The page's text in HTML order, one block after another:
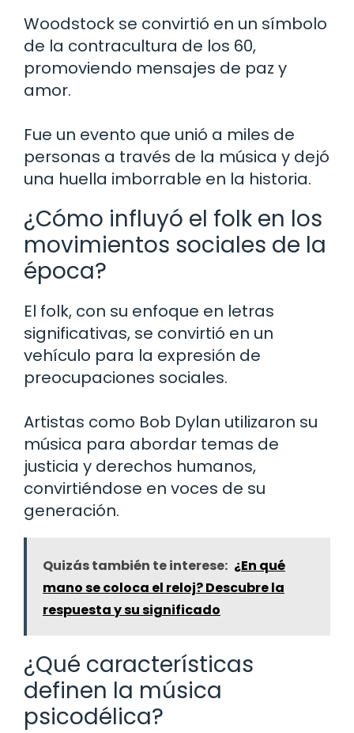
Woodstock se convirtió en un símbolo
de la contracultura de los 60,
promoviendo mensajes de paz y
amor.
Fue un evento que unió a miles de
personas a través de la música y dejó
una huella imborrable en la historia.
¿Cómo influyó el folk en los
movimientos sociales de la
época?
El folk, con su enfoque en letras
significativas, se convirtió en un
vehículo para la expresión de
preocupaciones sociales.
Artistas como Bob Dylan utilizaron su
música para abordar temas de
justicia y derechos humanos,
convirtiéndose en voces de su
generación.
Quizás también te interese: ¿En qué
mano se coloca el reloj? Descubre la
respuesta y su significado
¿Qué características
definen la música
psicodélica?